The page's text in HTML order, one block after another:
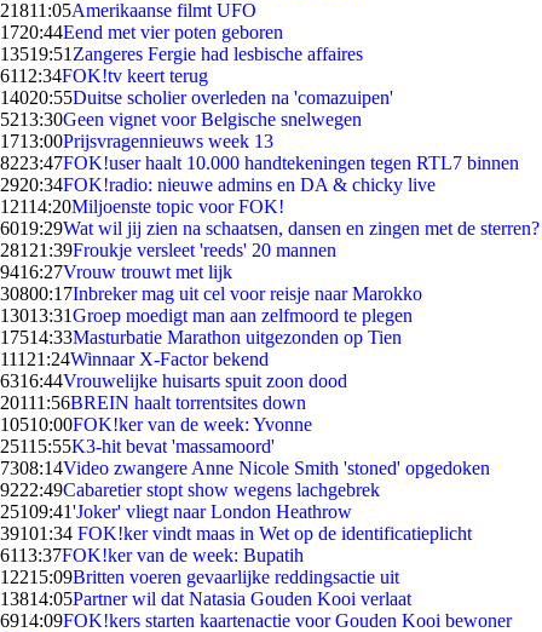
21811:05Amerikaanse filmt UFO
1720:44Eend met vier poten geboren
13519:51 Zangeres Fergie had lesbische affaires
6112:34FOK!tv keert terug
14020:55Duitse scholier overleden na 'comazuipen'
5213:30Geen vignet voor Belgische snelwegen
1713:00Prijsvragennieuws week 13
8223:47FOK!user haalt 10.000 handtekeningen tegen RTL7 binnen
2920:34FOK!radio: nieuwe admins en DA & chicky live
12114:20Miljoenste topic voor FOK!
6019:29Wat wil jij zien na schaatsen, dansen en zingen met de sterren?
281 21:39Froukje versleet 'reeds' 20 mannen
9416:27Vrouw trouwt met lijk
30800:17Inbreker mag uit cel voor reisje naar Marokko
13013:31Groep moedigt man aan zelfmoord te plegen
17514:33Masturbatie Marathon uitgezonden op Tien
111 21:24Winnaar X-Factor bekend
6316:44Vrouwelijke huisarts spuit zoon dood
20111:56BREIN haalt torrentsites down
10510:00FOK!ker van de week: Yvonne
25115:55K3-hit bevat 'massamoord'
7308:14Video zwangere Anne Nicole Smith 'stoned' opgedoken
9222:49Cabaretier stopt show wegens lachgebrek
25109:41'Joker' vliegt naar London Heathrow
39101:34 FOK!ker vindt maas in Wet op de identificatieplicht
6113:37FOK!ker van de week: Bupatih
12215:09Britten voeren gevaarlijke reddingsactie uit
13814:05Partner wil dat Natasia Gouden Kooi verlaat
6914:09FOK!kers starten kaartenactie voor Gouden Kooi bewoner